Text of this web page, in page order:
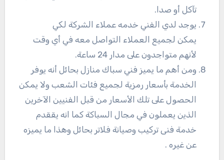
تآكل أو صدا.
يوجد لدي الفني خدمه عملاء الشركة لكي
يمكن لجميع العملاء التواصل معه في أي وقت
لأنهم متواجدون على مدار 24 ساعة.
ومن أهم ما يميز فني سباك منازل بحائل أنه يوفر
الخدمة بأسعار رمزية لجميع فئات الشعب ولا يمكن
الحصول على تلك الأسعار من قبل الفنيين الآخرين
الذين يعملون في مجال السباكة كما انه يققدم
خدمة فنى تركيب وصيانة فلاتر بحائل وهذا ما يميزه
عن غيره .